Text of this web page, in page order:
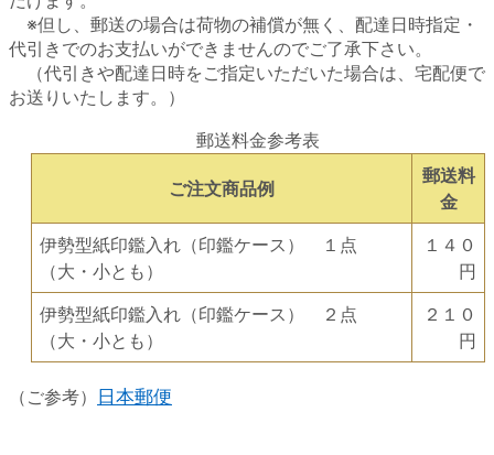
※但し、郵送の場合は荷物の補償が無く、配達日時指定・
代引きでのお支払いができませんのでご了承下さい。
（代引きや配達日時をご指定いただいた場合は、宅配便で
お送りいたします。）
郵送料金参考表
ご注文商品例
郵送料
金
伊勢型紙印鑑入れ（印鑑ケース） １点
（大・小とも）
１４０
円
伊勢型紙印鑑入れ（印鑑ケース） ２点
（大・小とも）
２１０
円
（ご参考） 日本郵便